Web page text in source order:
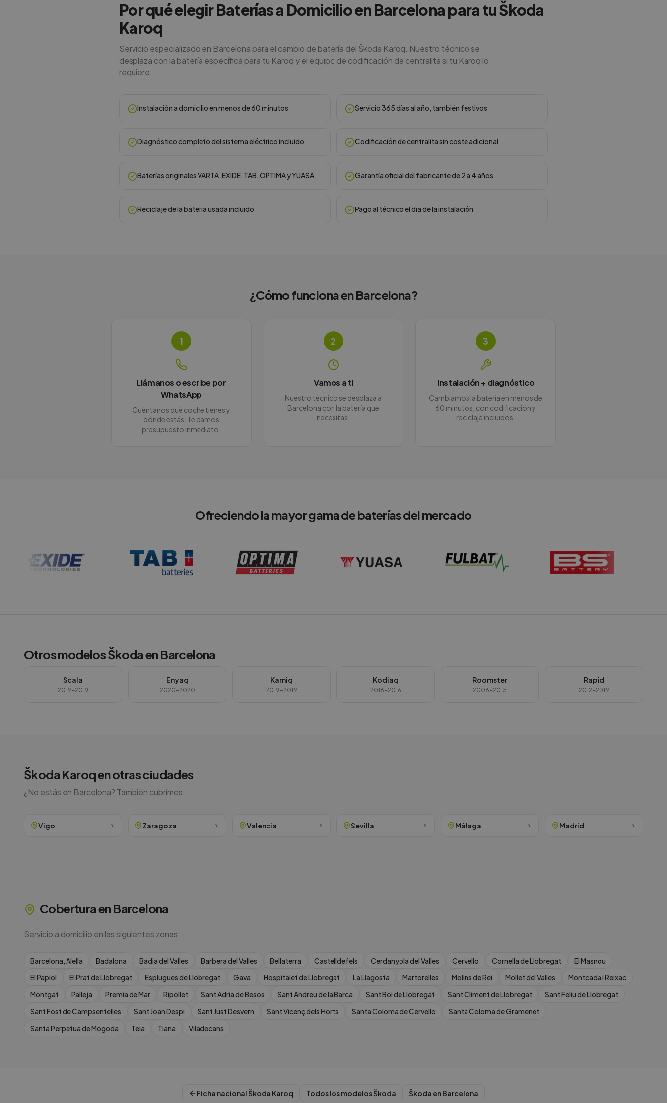
Por qué elegir Baterías a Domicilio en Barcelona para tu Škoda
Karoq
Servicio especializado en Barcelona para el cambio de batería del Škoda Karoq. Nuestro técnico se
desplaza con la batería específica para tu Karoq y el equipo de codificación de centralita si tu Karoq lo
requiere.
Instalación a domicilio en menos de 60 minutos Servicio 365 días al año, también festivos
Diagnóstico completo del sistema eléctrico incluido Codificación de centralita sin coste adicional
Baterías originales VARTA, EXIDE, TAB, OPTIMA y YUASA Garantía oficial del fabricante de 2 a 4 años
Reciclaje de la batería usada incluido Pago al técnico el día de la instalación
¿Cómo funciona enBarcelona?
1
Llámanos o escribe por
WhatsApp
Cuéntanos qué coche tienes y
dónde estás. Te damos
presupuesto inmediato.
2
Vamos a ti
Nuestro técnico se desplaza a
Barcelona con la batería que
necesitas.
3
Instalación + diagnóstico
Cambiamos la batería en menos de
60 minutos, con codificación y
reciclaje incluidos.
Ofreciendo la mayor gama de baterías del mercado
Otros modelosŠkodaenBarcelona
Scala
2019-2019
Enyaq
2020-2020
Kamiq
2019-2019
Kodiaq
2016-2016
Roomster
2006-2015
Rapid
2012-2019
ŠkodaKaroqen otras ciudades
¿No estás en Barcelona? También cubrimos:
Vigo Zaragoza Valencia Sevilla Málaga Madrid
Cobertura enBarcelona
Servicio a domicilio en las siguientes zonas:
Barcelona, Alella Badalona Badia del Valles Barbera del Valles Bellaterra Castelldefels Cerdanyola del Valles Cervello Cornella de Llobregat
El Masnou
El Papiol
El Prat de Llobregat Esplugues de Llobregat Gava Hospitalet de Llobregat La Llagosta Martorelles Molins de Rei Mollet del Valles
Montcada i Reixac
Montgat
Palleja Premia de Mar Ripollet Sant Adria de Besos Sant Andreu de la Barca Sant Boi de Llobregat Sant Climent de Llobregat
Sant Feliu de Llobregat
Sant Fost de Campsentelles
Sant Joan Despi Sant Just Desvern Sant Vicenç dels Horts Santa Coloma de Cervello
Santa Coloma de Gramenet
Santa Perpetua de Mogoda
Teia Tiana Viladecans
Ficha nacional Škoda Karoq Todos los modelosŠkoda Škoda enBarcelona